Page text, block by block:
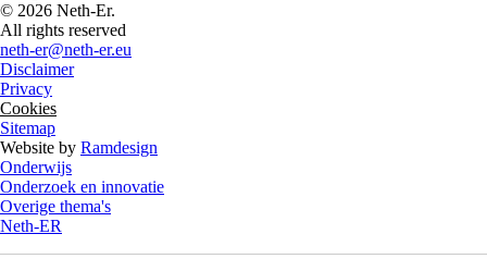
© 2026 Neth-Er.
All rights reserved
neth-er@neth-er.eu
Disclaimer
Privacy
Cookies
Sitemap
Website by Ramdesign
Onderwijs
Onderzoek en innovatie
Overige thema's
Neth-ER